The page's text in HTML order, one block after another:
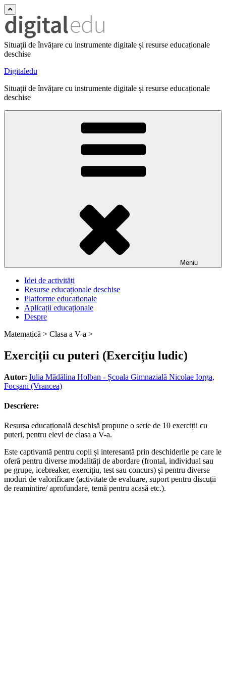
Situații de învățare cu instrumente digitale și resurse educaționale
deschise
Digitaledu
Situații de învățare cu instrumente digitale și resurse educaționale
deschise
Meniu
Idei de activități
Resurse educaționale deschise
Platforme educaționale
Aplicații educaționale
Despre
Matematică > Clasa a V-a >
Exerciții cu puteri (Exercițiu ludic)
Autor: Iulia Mădălina Holban - Școala Gimnazială Nicolae Iorga,
Focșani (Vrancea)
Descriere:
Resursa educațională deschisă propune o serie de 10 exerciții cu
puteri, pentru elevi de clasa a V-a.
Este captivantă pentru copii și interesantă prin deschiderile pe care le
oferă pentru diverse modalități de abordare (frontal, individual sau
pe grupe, icebreaker, exercițiu, test sau concurs) și pentru diverse
moduri de valorificare (activitate de evaluare, suport pentru discuții
de reamintire/ aprofundare, temă pentru acasă etc.).